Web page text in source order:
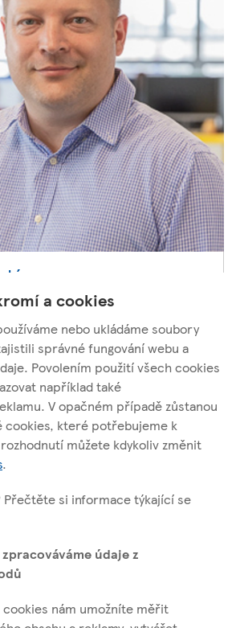
pro Maďarsko
s.
00 Praha 10
a cookies
nebo ukládáme soubory
správné fungování webu a
Povolením použití všech cookies
například také
V opačném případě zůstanou
cookies, které potřebujeme k
můžete kdykoliv změnit
.
si informace týkající se
údaje z
nám umožníte měřit